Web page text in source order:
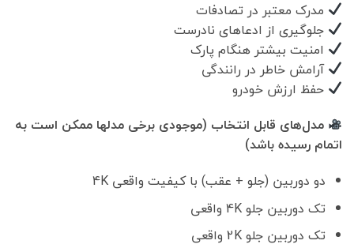
مدرک معتبر در تصادفات
جلوگیری از ادعاهای نادرست
امنیت بیشتر هنگام پارک
آرامش خاطر در رانندگی
حفظ ارزش خودرو
مدل‌های قابل انتخاب (موجودی برخی مدلها ممکن است به
اتمام رسیده باشد)
دو دوربین (جلو + عقب) با کیفیت واقعی 4K
تک دوربین جلو 4K واقعی
تک دوربین جلو 2K واقعی